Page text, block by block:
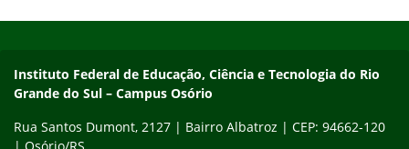
Instituto Federal de Educação, Ciência e Tecnologia do Rio
Instituto Federal de Educação, Ciência e Tecnologia do Rio
Grande do Sul – Campus Osório
Rua Santos Dumont, 2127 | Bairro Albatroz | CEP: 94662-120